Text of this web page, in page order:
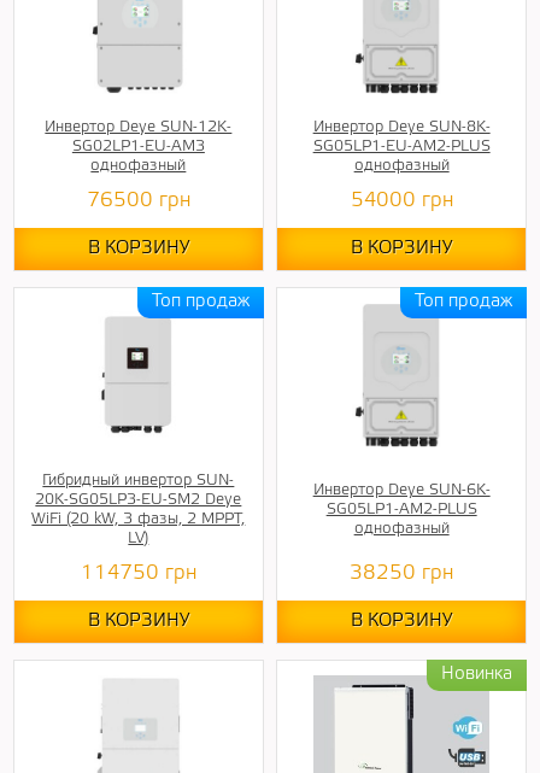
Инвертор Deye SUN-12K-
SG02LP1-EU-AM3
однофазный
76500 грн
В КОРЗИНУ
Инвертор Deye SUN-8K-
SG05LP1-EU-AM2-PLUS
однофазный
54000 грн
В КОРЗИНУ
Гибридный инвертор SUN-
20K-SG05LP3-EU-SM2 Deye
WiFi (20 kW, 3 фазы, 2 MPPT,
LV)
114750 грн
В КОРЗИНУ
Инвертор Deye SUN-6K-
SG05LP1-AM2-PLUS
однофазный
38250 грн
В КОРЗИНУ